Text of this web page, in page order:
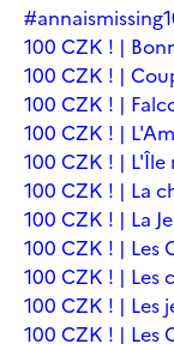
#annaismissing
100 CZK ! |
100 CZK ! |
100 CZK ! |
100 CZK ! |
100 CZK ! | L'Île
100 CZK ! | La
100 CZK ! | La
100 CZK ! | Les
100 CZK ! | Les
100 CZK ! | Les
100 CZK ! | Les